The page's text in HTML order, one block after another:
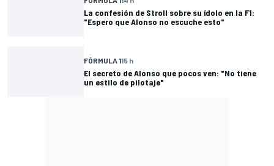
La confesión de Stroll sobre su ídolo en la F1:
"Espero que Alonso no escuche esto"
FÓRMULA 115 h
El secreto de Alonso que pocos ven: "No tiene
un estilo de pilotaje"